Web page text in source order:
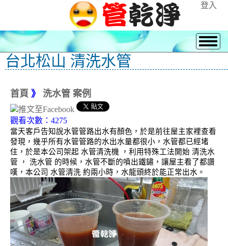
登入
台北松山 清洗水管
首頁 》 洗水管 案例
觀看次數：4275
當天客戶告知說水管管路出水有顏色，於是前往屋主家裡查看
發現，幾乎所有水管管路的水出水量都很小，水管都已經堵
住，於是本公司架起 水管清洗機 ，利用特殊工法開始 清洗水
管 ， 洗水管 的時候，水管不斷的噴出鐵鏽，讓屋主看了都讚
嘆，本公司 水管清洗 約兩小時，水龍頭終於能正常出水。